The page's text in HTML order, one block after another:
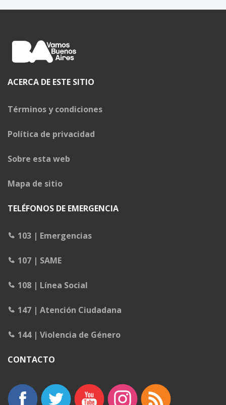
ACERCA DE ESTE SITIO
Términos y condiciones
Política de privacidad
Sobre esta web
Mapa de sitio
TELÉFONOS DE EMERGENCIA
103 | Emergencias
107 | SAME
108 | Línea Social
147 | Atención Ciudadana
144 | Violencia de Género
CONTACTO